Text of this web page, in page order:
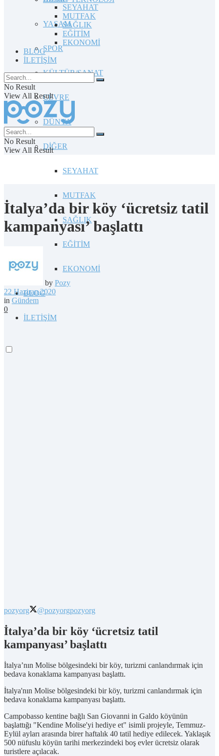
YAŞAM
SPOR
KÜLTÜR/SANAT
ÇEVRE
DÜNYA
DİĞER
SEYAHAT
MUTFAK
SAĞLIK
EĞİTİM
EKONOMİ
BLOG
İLETİŞİM
SEYAHAT
MUTFAK
SAĞLIK
EĞİTİM
EKONOMİ
BLOG
İLETİŞİM
No Result
View All Result
No Result
View All Result
İtalya’da bir köy ‘ücretsiz tatil
kampanyası’ başlattı
by Pozy
22 Haziran 2020
in Gündem
0
pozyorg @pozyorgpozyorg
İtalya’da bir köy ‘ücretsiz tatil
kampanyası’ başlattı
İtalya’nın Molise bölgesindeki bir köy, turizmi canlandırmak için
bedava konaklama kampanyası başlattı.
İtalya'nın Molise bölgesindeki bir köy, turizmi canlandırmak için
bedava konaklama kampanyası başlattı.
Campobasso kentine bağlı San Giovanni in Galdo köyünün
başlattığı "Kendine Molise'yi hediye et" isimli projeyle, Temmuz-
Eylül ayları arasında birer haftalık 40 tatil hediye edilecek. Yaklaşık
500 nüfuslu köyün tarihi merkezindeki boş evler ücretsiz olarak
turistlere açılacak.